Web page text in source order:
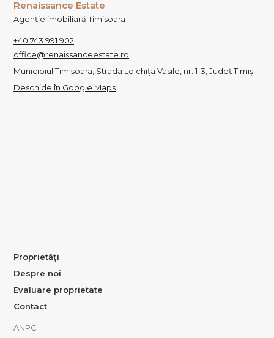
Renaissance Estate
Agenție imobiliară Timisoara
+40 743 991 902
office@renaissanceestate.ro
Municipiul Timișoara, Strada Loichița Vasile, nr. 1-3, Județ Timiș
Deschide în Google Maps
Proprietăți
Despre noi
Evaluare proprietate
Contact
ANPC